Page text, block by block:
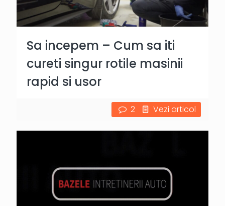
Sa incepem – Cum sa iti
cureti singur rotile masinii
rapid si usor
2 Vezi articol